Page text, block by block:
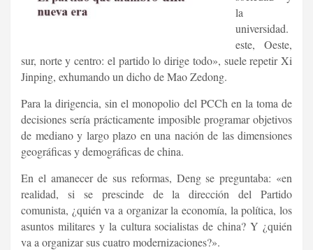
la
universidad.
este, Oeste,
sur, norte y centro: el partido lo dirige todo», suele repetir Xi
Jinping, exhumando un dicho de Mao Zedong.
Para la dirigencia, sin el monopolio del PCCh en la toma de
decisiones sería prácticamente imposible programar objetivos
de mediano y largo plazo en una nación de las dimensiones
geográficas y demográficas de china.
En el amanecer de sus reformas, Deng se preguntaba: «en
realidad, si se prescinde de la dirección del Partido
comunista, ¿quién va a organizar la economía, la política, los
asuntos militares y la cultura socialistas de china? Y ¿quién
va a organizar sus cuatro modernizaciones?».